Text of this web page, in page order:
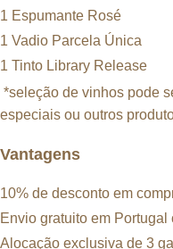
1 Espumante Rosé
1 Vadio Parcela Única
1 Tinto Library Release
*seleção de vinhos pode
especiais ou outros
Vantagens
10% de desconto em
Envio gratuito em Portugal
Alocação exclusiva de 3